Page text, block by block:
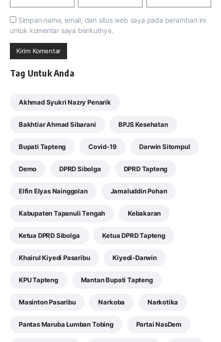
Simpan nama, email, dan situs web saya pada peramban ini
untuk komentar saya berikutnya.
Tag Untuk Anda
Akhmad Syukri Nazry Penarik
Bakhtiar Ahmad Sibarani BPJS Kesehatan
Bupati Tapteng Covid-19 Darwin Sitompul
Demo DPRD Sibolga DPRD Tapteng
Elfin Elyas Nainggolan Jamaluddin Pohan
Kabupaten Tapanuli Tengah Kebakaran
Ketua DPRD Sibolga Ketua DPRD Tapteng
Khairul Kiyedi Pasaribu Kiyedi-Darwin
KPU Tapteng Mantan Bupati Tapteng
Masinton Pasaribu Narkoba Narkotika
Pantas Maruba Lumban Tobing Partai NasDem